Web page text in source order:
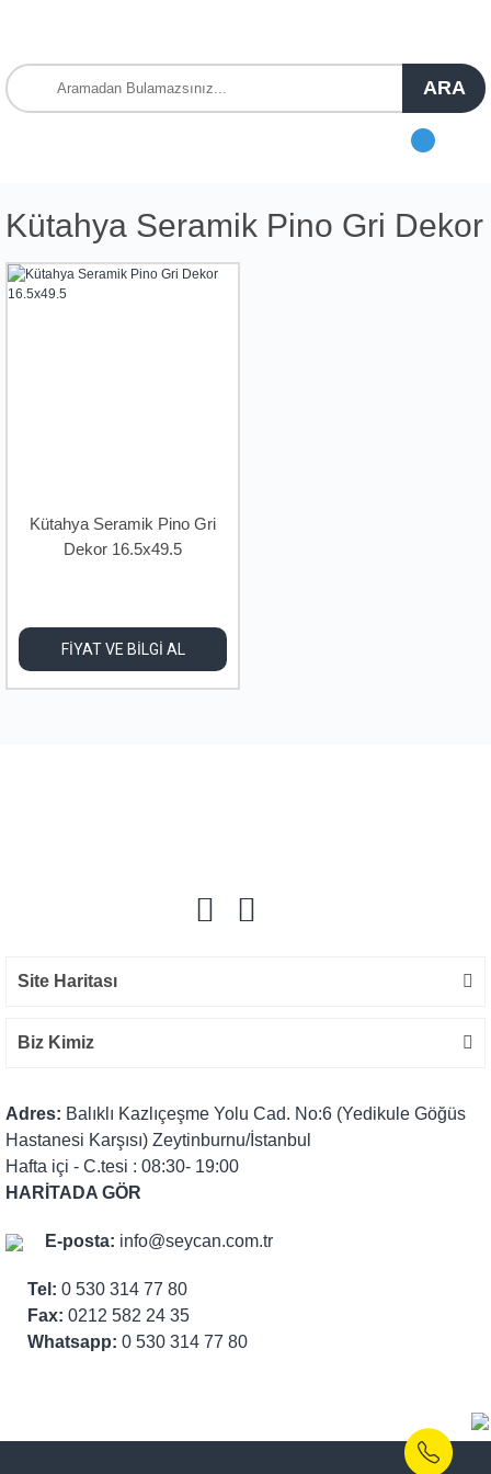
ARA
Kütahya Seramik Pino Gri Dekor
Kütahya Seramik Pino Gri
Dekor 16.5x49.5
FİYAT VE BİLGİ AL
Site Haritası
Biz Kimiz
Adres: Balıklı Kazlıçeşme Yolu Cad. No:6 (Yedikule Göğüs
Hastanesi Karşısı) Zeytinburnu/İstanbul
Hafta içi - C.tesi : 08:30- 19:00
HARİTADA GÖR
E-posta: info@seycan.com.tr
Tel: 0 530 314 77 80
Fax: 0212 582 24 35
Whatsapp: 0 530 314 77 80